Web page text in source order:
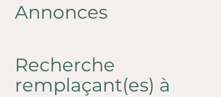
Annonces
Recherche
remplaçant(es) à